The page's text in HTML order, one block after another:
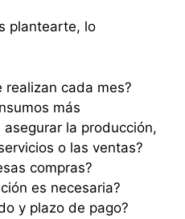
plantearte, lo
realizan cada mes?
más
la producción,
o las ventas?
compras?
es necesaria?
y plazo de pago?